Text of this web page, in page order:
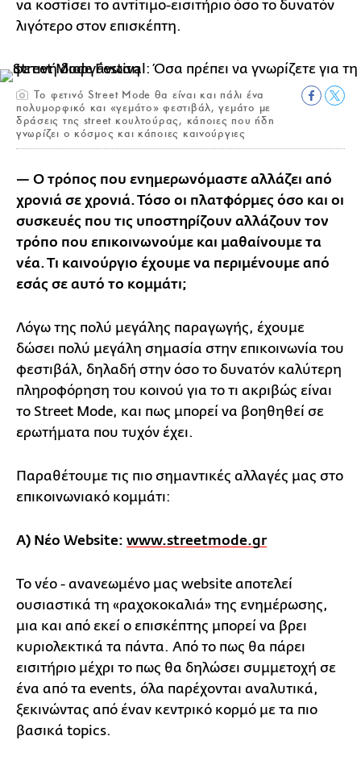
να κοστίσει το αντίτιμο-εισιτήριο όσο το δυνατόν
λιγότερο στον επισκέπτη.
Το φετινό Street Mode θα είναι και πάλι ένα
πολυμορφικό και «γεμάτο» φεστιβάλ, γεμάτο με
δράσεις της street κουλτούρας, κάποιες που ήδη
γνωρίζει ο κόσμος και κάποιες καινούργιες
— Ο τρόπος που ενημερωνόμαστε αλλάζει από
χρονιά σε χρονιά. Τόσο οι πλατφόρμες όσο και οι
συσκευές που τις υποστηρίζουν αλλάζουν τον
τρόπο που επικοινωνούμε και μαθαίνουμε τα
νέα. Τι καινούργιο έχουμε να περιμένουμε από
εσάς σε αυτό το κομμάτι;
Λόγω της πολύ μεγάλης παραγωγής, έχουμε
δώσει πολύ μεγάλη σημασία στην επικοινωνία του
φεστιβάλ, δηλαδή στην όσο το δυνατόν καλύτερη
πληροφόρηση του κοινού για το τι ακριβώς είναι
το Street Mode, και πως μπορεί να βοηθηθεί σε
ερωτήματα που τυχόν έχει.
Παραθέτουμε τις πιο σημαντικές αλλαγές μας στο
επικοινωνιακό κομμάτι:
A) Νέο Website: www.streetmode.gr
Το νέο - ανανεωμένο μας website αποτελεί
ουσιαστικά τη «ραχοκοκαλιά» της ενημέρωσης,
μια και από εκεί ο επισκέπτης μπορεί να βρει
κυριολεκτικά τα πάντα. Από το πως θα πάρει
εισιτήριο μέχρι το πως θα δηλώσει συμμετοχή σε
ένα από τα events, όλα παρέχονται αναλυτικά,
ξεκινώντας από έναν κεντρικό κορμό με τα πιο
βασικά topics.